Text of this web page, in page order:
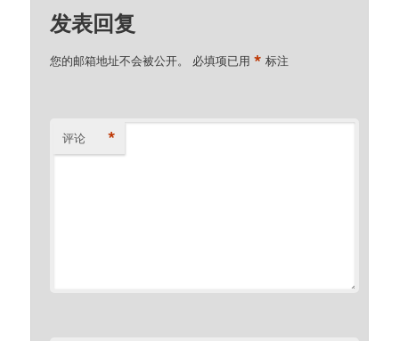
发表回复
您的邮箱地址不会被公开。 必填项已用* 标注
评论 *